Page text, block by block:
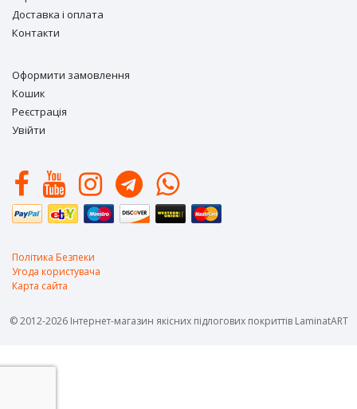
Доставка і оплата
Контакти
Оформити замовлення
Кошик
Реєстрація
Увійти
Політика Безпеки
Угода користувача
Карта сайта
© 2012-2026 Інтернет-магазин якісних підлогових покриттів LaminatART